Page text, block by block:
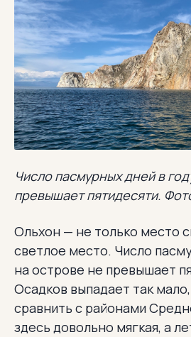
Число пасмурных дней в
превышает пятидесяти.
Ольхон — не только место
светлое место. Число
на острове не превышает
Осадков выпадает так
сравнить с районами
здесь довольно мягкая, а